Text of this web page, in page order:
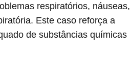
respiratórios, náuseas,
Este caso reforça a
de substâncias químicas